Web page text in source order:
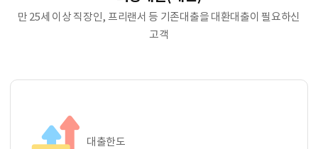
만 25세 이상 직장인, 프리랜서 등 기존대출을 대환대출이 필요하신
고객
대출한도